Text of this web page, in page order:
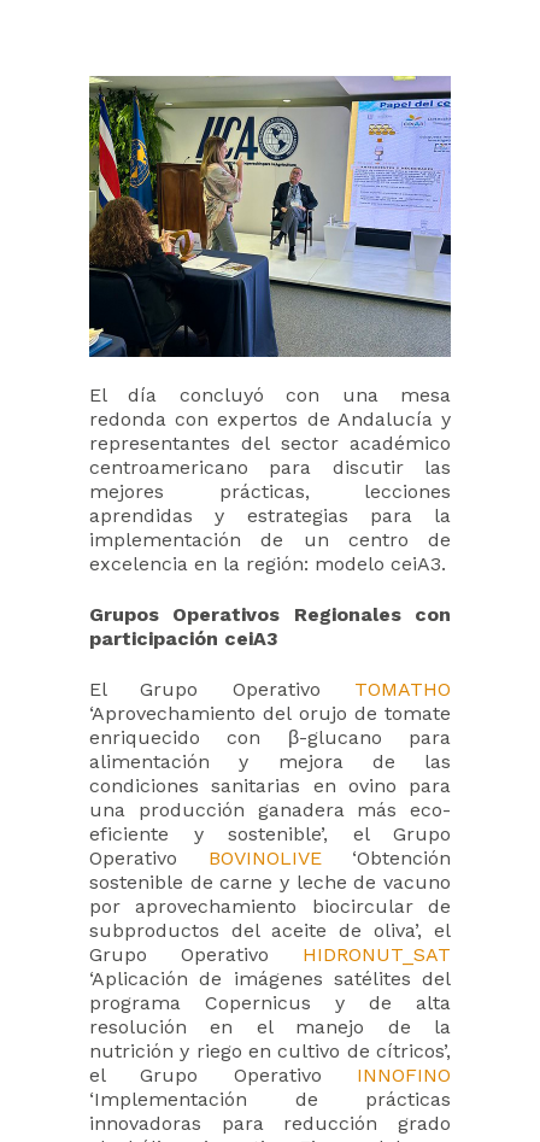
El día concluyó con una mesa
redonda con expertos de Andalucía y
representantes del sector académico
centroamericano para discutir las
mejores prácticas, lecciones
aprendidas y estrategias para la
implementación de un centro de
excelencia en la región: modelo ceiA3.
Grupos Operativos Regionales con
participación ceiA3
El Grupo Operativo TOMATHO
‘Aprovechamiento del orujo de tomate
enriquecido con β-glucano para
alimentación y mejora de las
condiciones sanitarias en ovino para
una producción ganadera más eco-
eficiente y sostenible’, el Grupo
Operativo BOVINOLIVE‘Obtención
sostenible de carne y leche de vacuno
por aprovechamiento biocircular de
subproductos del aceite de oliva’, el
Grupo Operativo HIDRONUT_SAT
‘Aplicación de imágenes satélites del
programa Copernicus y de alta
resolución en el manejo de la
nutrición y riego en cultivo de cítricos’,
el Grupo Operativo INNOFINO
‘Implementación de prácticas
innovadoras para reducción grado